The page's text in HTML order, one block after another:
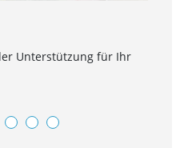
Unterstützung für Ihr